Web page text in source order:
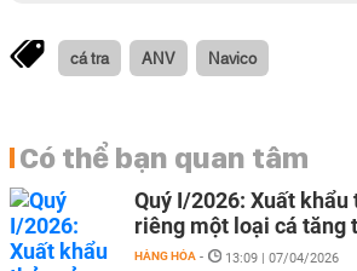
cá tra ANV Navico
Có thể bạn quan tâm
Quý I/2026: Xuất khẩu
riêng một loại cá tăng
HÀNG HÓA - 13:09 | 07/04/2026